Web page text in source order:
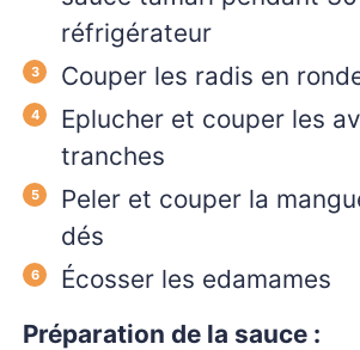
réfrigérateur
Couper les radis en
Eplucher et couper les
tranches
Peler et couper la
dés
Écosser les edamames
Préparation de la sauce :